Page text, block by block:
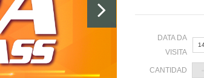
DATA DA
VISITA
CANTIDAD